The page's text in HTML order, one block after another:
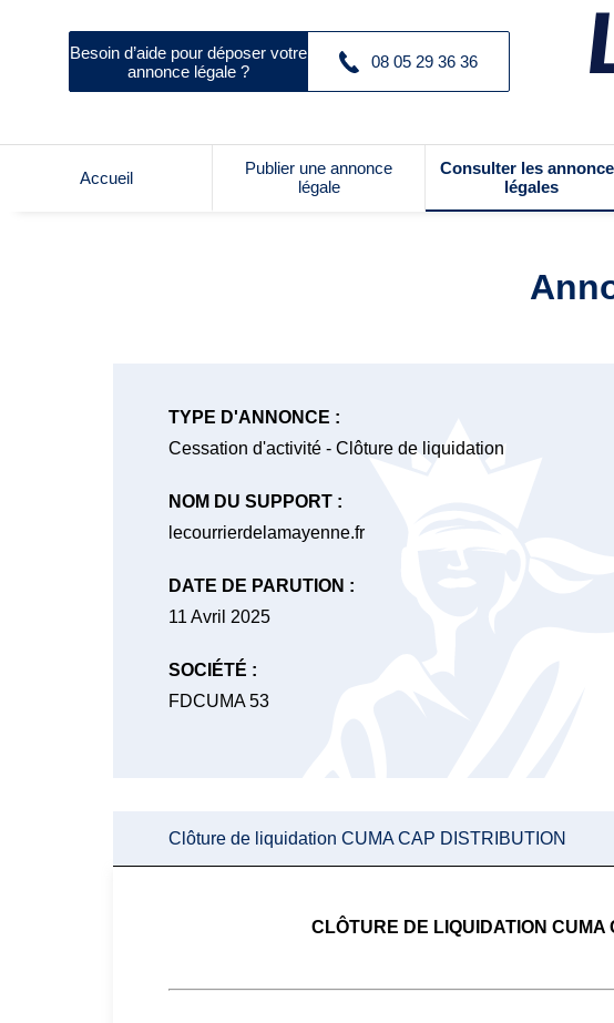
Besoin d’aide pour déposer votre
annonce légale ?
08 05 29 36 36
Accueil
Publier une annonce
légale
Consulter les
légales
TYPE D'ANNONCE :
Cessation d'activité - Clôture de liquidation
NOM DU SUPPORT :
lecourrierdelamayenne.fr
DATE DE PARUTION :
11 Avril 2025
SOCIÉTÉ :
FDCUMA 53
Clôture de liquidation CUMA CAP DISTRIBUTION
CLÔTURE DE LIQUIDATION CUMA